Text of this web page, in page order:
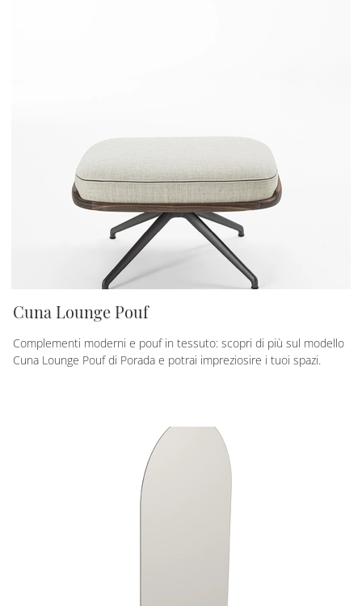
Cuna Lounge Pouf
Complementi moderni e pouf in tessuto: scopri di più sul modello
Cuna Lounge Pouf di Porada e potrai impreziosire i tuoi spazi.